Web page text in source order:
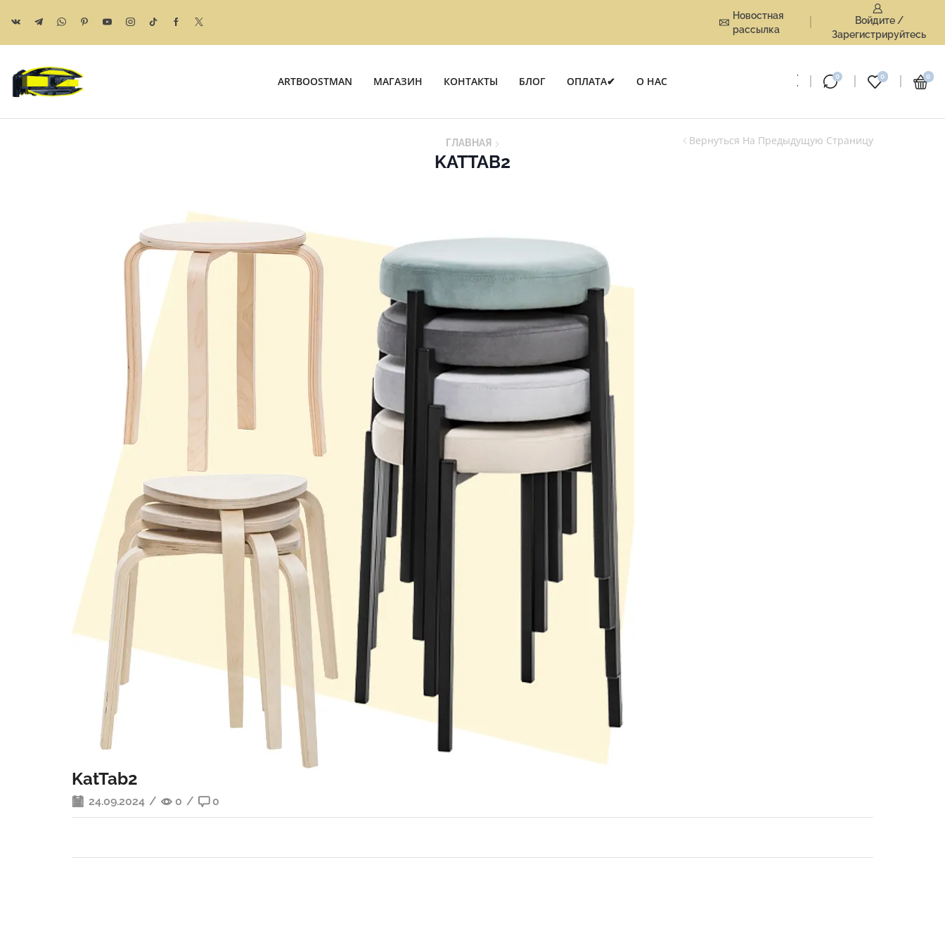
Новостная
рассылка
Войдите /
Зарегистрируйтесь
ARTBOOSTMAN МАГАЗИН КОНТАКТЫ БЛОГ ОПЛАТА✔ О НАС 0 0 0
Вернуться На Предыдущую Страницу
ГЛАВНАЯ
KATTAB2
KatTab2
24.09.2024 / 0 / 0